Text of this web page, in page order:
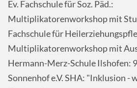
Ev. Fachschule für Soz. Päd.:
Multiplikatorenworkshop mit
Fachschule für
Multiplikatorenworkshop mit
Hermann-Merz-Schule Ilshofen:
Sonnenhof e.V. SHA: "Inklusion -